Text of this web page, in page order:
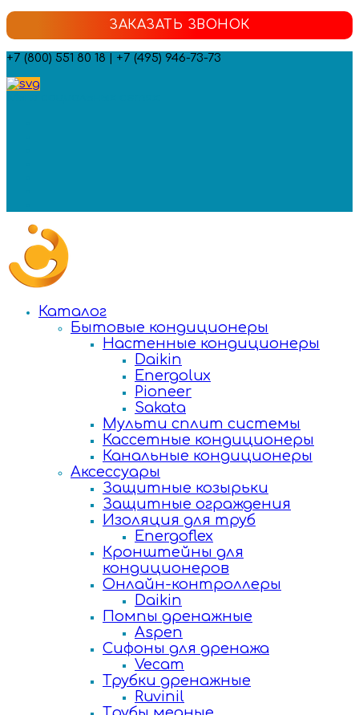
ЗАКАЗАТЬ ЗВОНОК
+7 (800) 551 80 18 | +7 (495) 946-73-73
Каталог
Бытовые кондиционеры
Настенные кондиционеры
Daikin
Energolux
Pioneer
Sakata
Мульти сплит системы
Кассетные кондиционеры
Канальные кондиционеры
Аксессуары
Защитные козырьки
Защитные ограждения
Изоляция для труб
Energoflex
Кронштейны для
кондиционеров
Онлайн-контроллеры
Daikin
Помпы дренажные
Aspen
Сифоны для дренажа
Vecam
Трубки дренажные
Ruvinil